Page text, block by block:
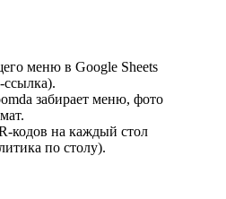
меню в Google Sheets
ссылка).
забирает меню, фото
кодов на каждый стол
по столу).